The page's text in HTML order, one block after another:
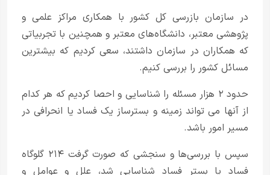
در سازمان بازرسی کل کشور با همکاری مراکز علمی و
پژوهشی معتبر، دانشگاه‌های معتبر و همچنین با تجربیاتی
که همکاران در سازمان داشتند، سعی کردیم که بیشترین
مسائل کشور را بررسی کنیم.
حدود ۲ هزار مسئله را شناسایی و احصا کردیم که هر کدام
از آنها می تواند زمینه و بسترساز یک فساد یا انحرافی در
مسیر امور باشد.
سپس با بررسی‌ها و سنجشی که صورت گرفت ۲۱۴ گلوگاه
فساد یا بستر فساد شناسایی شد، علل و عوامل و